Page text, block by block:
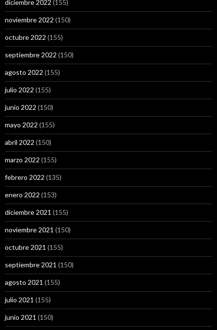
diciembre 2022 (155)
noviembre 2022 (150)
octubre 2022 (155)
septiembre 2022 (150)
agosto 2022 (155)
julio 2022 (155)
junio 2022 (150)
mayo 2022 (155)
abril 2022 (150)
marzo 2022 (155)
febrero 2022 (135)
enero 2022 (153)
diciembre 2021 (155)
noviembre 2021 (150)
octubre 2021 (155)
septiembre 2021 (150)
agosto 2021 (155)
julio 2021 (155)
junio 2021 (150)